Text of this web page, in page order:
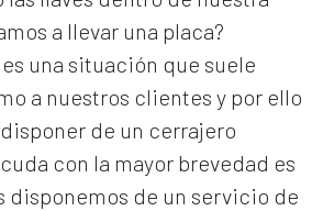
a llevar una placa?
una situación que suele
a nuestros clientes y por ello
de un cerrajero
con la mayor brevedad es
disponemos de un servicio de